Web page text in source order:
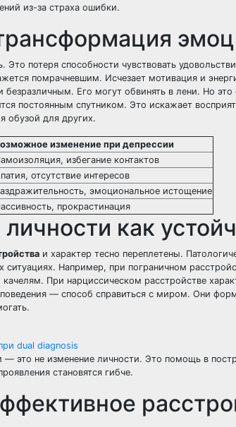
из-за страха ошибки.
Это потеря способности чувствовать
помрачневшим. Исчезает мотивация и
Его могут обвинять в лени. Но
постоянным спутником. Это искажает
обузой для других.
изменение при депрессии
избегание контактов
отсутствие интересов
эмоциональное истощение
прокрастинация
как
и характер тесно переплетены.
ситуациях. Например, при пограничном
При нарциссическом расстройстве
— способ справиться с миром. Они
dual diagnosis
— это не изменение личности. Это помощь в
становятся гибче.